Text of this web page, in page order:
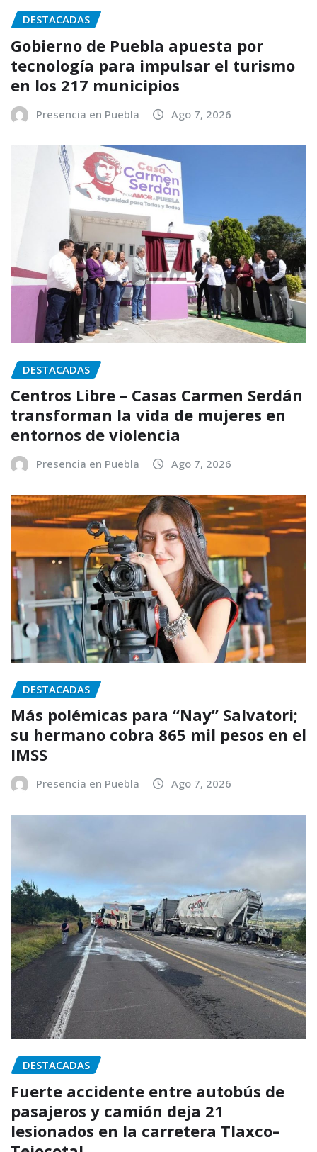
DESTACADAS
Gobierno de Puebla apuesta por
tecnología para impulsar el turismo
en los 217 municipios
Presencia en Puebla Ago 7, 2026
DESTACADAS
Centros Libre – Casas Carmen Serdán
transforman la vida de mujeres en
entornos de violencia
Presencia en Puebla Ago 7, 2026
DESTACADAS
Más polémicas para “Nay” Salvatori;
su hermano cobra 865 mil pesos en el
IMSS
Presencia en Puebla Ago 7, 2026
DESTACADAS
Fuerte accidente entre autobús de
pasajeros y camión deja 21
lesionados en la carretera Tlaxco–